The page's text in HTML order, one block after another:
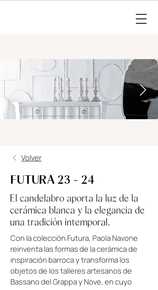
Volver
FUTURA 23 - 24
El candelabro aporta la luz de la
cerámica blanca y la elegancia de
una tradición intemporal.
Con la colección Futura, Paola Navone
reinventa las formas de la cerámica de
inspiración barroca y transforma los
objetos de los talleres artesanos de
Bassano del Grappa y Nove, en cuyo